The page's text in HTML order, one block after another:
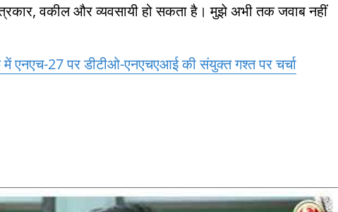
वकील और व्यवसायी हो सकता है। मुझे अभी तक जवाब नहीं
एनएच-27 पर डीटीओ-एनएचएआई की संयुक्त गश्त पर चर्चा